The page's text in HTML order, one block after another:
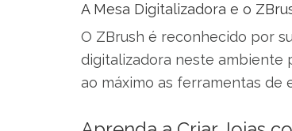
A Mesa Digitalizadora e o
O ZBrush é reconhecido por
digitalizadora neste ambiente
ao máximo as ferramentas de